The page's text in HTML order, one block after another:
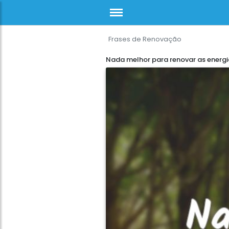
Frases de Renovação
Nada melhor para renovar as